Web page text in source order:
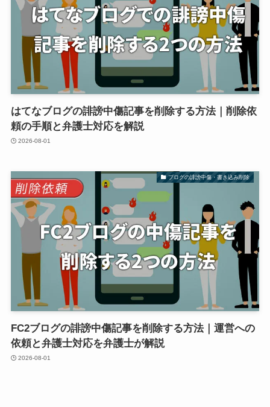
はてなブログの誹謗中傷記事を削除する方法｜削除依
頼の手順と弁護士対応を解説
2026-08-01
ブログの誹謗中傷・書き込み削除
FC2ブログの誹謗中傷記事を削除する方法｜運営への
依頼と弁護士対応を弁護士が解説
2026-08-01